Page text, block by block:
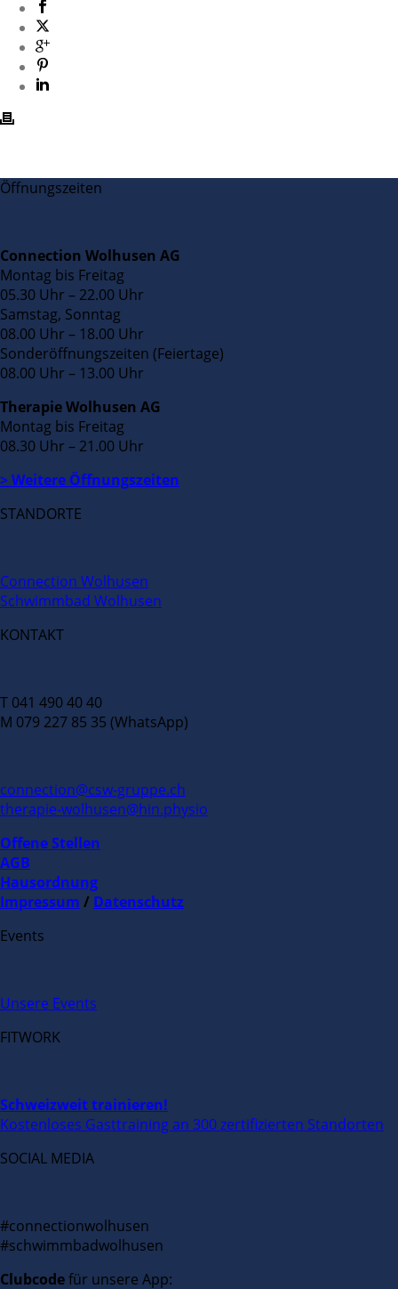
Öffnungszeiten
Connection Wolhusen AG
Montag bis Freitag
05.30 Uhr – 22.00 Uhr
Samstag, Sonntag
08.00 Uhr – 18.00 Uhr
Sonderöffnungszeiten (Feiertage)
08.00 Uhr – 13.00 Uhr
Therapie Wolhusen AG
Montag bis Freitag
08.30 Uhr – 21.00 Uhr
> Weitere Öffnungszeiten
STANDORTE
Connection Wolhusen
Schwimmbad Wolhusen
KONTAKT
T 041 490 40 40
M 079 227 85 35 (WhatsApp)
connection@csw-gruppe.ch
therapie-wolhusen@hin.physio
Offene Stellen
AGB
Hausordnung
Impressum / Datenschutz
Events
Unsere Events
FITWORK
Schweizweit trainieren!
Kostenloses Gasttraining an 300 zertifizierten Standorten
SOCIAL MEDIA
#connectionwolhusen
#schwimmbadwolhusen
Clubcodefür unsere App: